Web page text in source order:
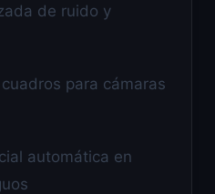
de ruido y
para cámaras
automática en